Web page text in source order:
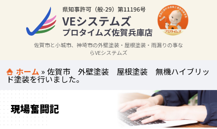
佐賀市と小城市、神埼市の外壁塗装・屋根塗装・雨漏りの事な
らVEシステムズ
ホーム »佐賀市 外壁塗装 屋根塗装 無機ハイブリッ
ド塗装を行いました。
現場奮闘記